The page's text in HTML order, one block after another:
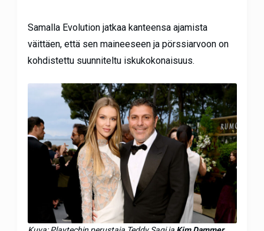
Samalla Evolution jatkaa kanteensa ajamista
väittäen, että sen maineeseen ja pörssiarvoon on
kohdistettu suunniteltu iskukokonaisuus.